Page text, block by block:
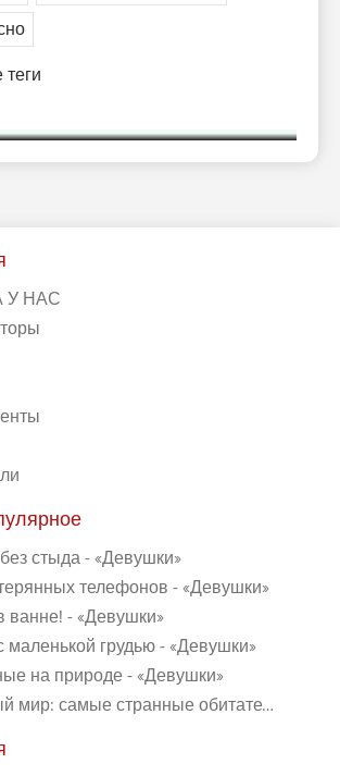
теги
У НАС
стыда - «Девушки»
телефонов - «Девушки»
ванне! - «Девушки»
маленькой грудью - «Девушки»
на природе - «Девушки»
самые странные обитатели океана (18 фото)